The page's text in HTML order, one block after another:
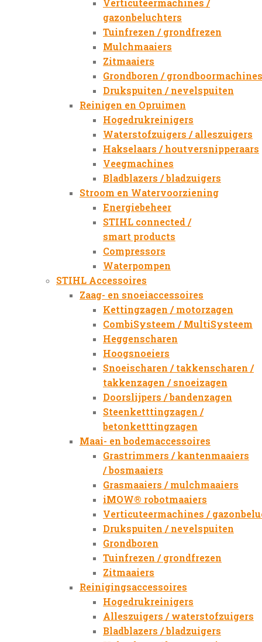
Verticuteermachines /
gazonbeluchters
Tuinfrezen / grondfrezen
Mulchmaaiers
Zitmaaiers
Grondboren / grondboormachines
Drukspuiten / nevelspuiten
Reinigen en Opruimen
Hogedrukreinigers
Waterstofzuigers / alleszuigers
Hakselaars / houtversnipperaars
Veegmachines
Bladblazers / bladzuigers
Stroom en Watervoorziening
Energiebeheer
STIHL connected /
smart products
Compressors
Waterpompen
STIHL Accessoires
Zaag- en snoeiaccessoires
Kettingzagen / motorzagen
CombiSysteem / MultiSysteem
Heggenscharen
Hoogsnoeiers
Snoeischaren / takkenscharen /
takkenzagen / snoeizagen
Doorslijpers / bandenzagen
Steenketttingzagen /
betonketttingzagen
Maai- en bodemaccessoires
Grastrimmers / kantenmaaiers
/ bosmaaiers
Grasmaaiers / mulchmaaiers
iMOW® robotmaaiers
Verticuteermachines /
Drukspuiten / nevelspuiten
Grondboren
Tuinfrezen / grondfrezen
Zitmaaiers
Reinigingsaccessoires
Hogedrukreinigers
Alleszuigers / waterstofzuigers
Bladblazers / bladzuigers